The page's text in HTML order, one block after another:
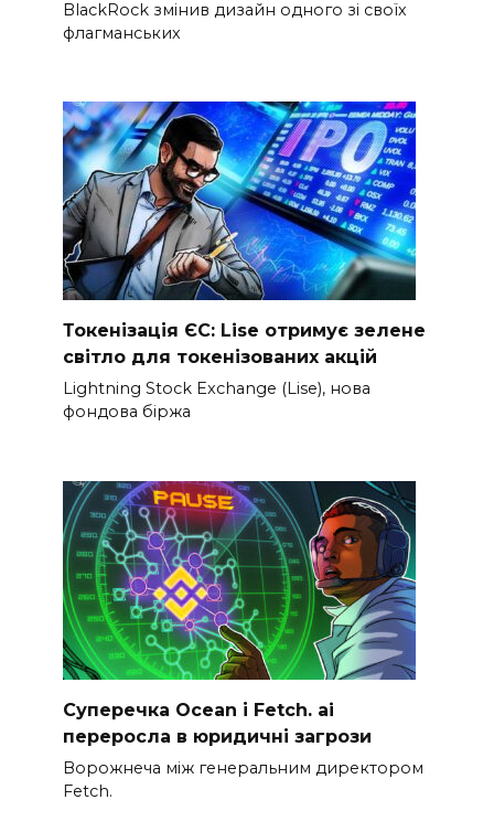
BlackRock змінив дизайн одного зі своїх
флагманських
Токенізація ЄС: Lise отримує зелене
світло для токенізованих акцій
Lightning Stock Exchange (Lise), нова
фондова біржа
Суперечка Ocean і Fetch. ai
переросла в юридичні загрози
Ворожнеча між генеральним директором
Fetch.